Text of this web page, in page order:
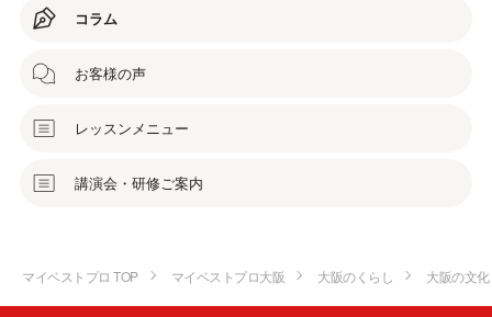
コラム
お客様の声
レッスンメニュー
講演会・研修ご案内
マイベストプロ TOP マイベストプロ大阪 大阪のくらし 大阪の文